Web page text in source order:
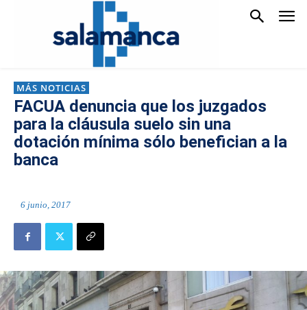
MÁS NOTICIAS
FACUA denuncia que los juzgados
para la cláusula suelo sin una
dotación mínima sólo benefician a la
banca
6 junio, 2017